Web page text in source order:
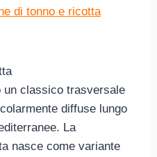
di tonno e ricotta
un classico trasversale
diffuse lungo
La
nasce come variante